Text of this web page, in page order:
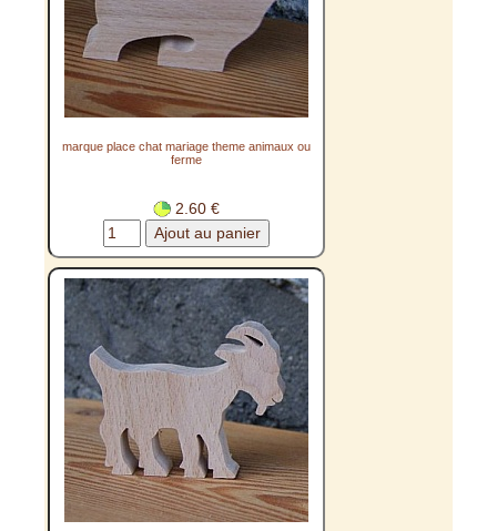
marque place chat mariage theme animaux ou
ferme
2.60 €